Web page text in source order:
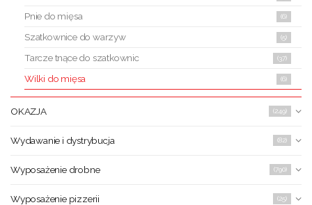
Pnie do mięsa (6)
Szatkownice do warzyw (5)
Tarcze tnące do szatkownic (37)
Wilki do mięsa (6)
OKAZJA (249)
Wydawanie i dystrybucja (82)
Wyposażenie drobne (790)
Wyposażenie pizzerii (25)